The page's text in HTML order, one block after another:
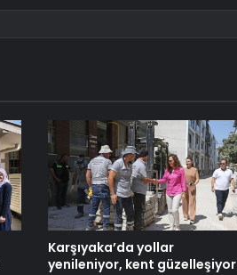
Karşıyaka’da yollar
yenileniyor, kent güzelleşiyor